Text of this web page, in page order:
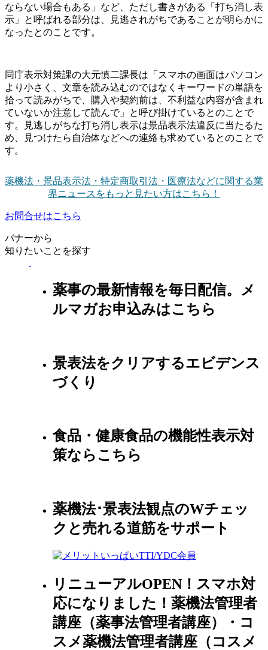
ならない場合もある」など、ただし書きがある「打ち消し表
示」と呼ばれる部分は、見逃されがちであることが明らかに
なったとのことです。
同庁表示対策課の大元慎二課長は「スマホの画面はパソコン
より小さく、文章を読み込むのではなくキーワードの単語を
拾って読みがちで、購入や契約前は、不利益な内容が含まれ
ていないか注意して読んで」と呼び掛けているとのことで
す。見逃しがちな打ち消し表示は景品表示法違反に当たるた
め、見つけたら自治体などへの連絡も求めているとのことで
す。
薬機法・景品表示法・特定商取引法・医療法などに関する業
界ニュースをもっと見たい方はこちら！
お問合せはこちら
バナーから
知りたいことを探す
薬事の最新情報を毎日配信。メ
ルマガお申込みはこちら
景表法をクリアするエビデンス
づくり
食品・健康食品の機能性表示対
策ならこちら
薬機法･景表法観点のWチェッ
クと売れる道筋をサポート
リニューアルOPEN！スマホ対
応になりました！薬機法管理者
講座（薬事法管理者講座）・コ
スメ薬機法管理者講座（コスメ